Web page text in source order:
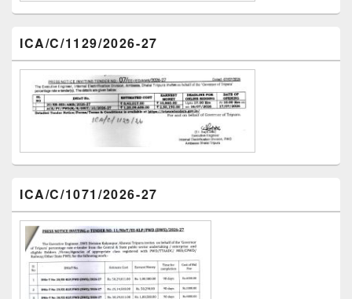
ICA/C/1129/2026-27
ICA/C/1071/2026-27